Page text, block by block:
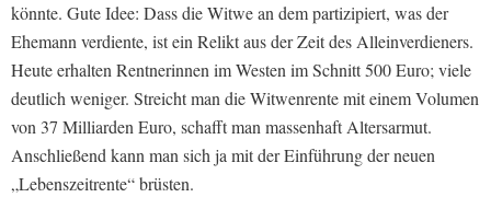
könnte. Gute Idee: Dass die Witwe an dem partizipiert, was der
Ehemann verdiente, ist ein Relikt aus der Zeit des Alleinverdieners.
Heute erhalten Rentnerinnen im Westen im Schnitt 500 Euro; viele
deutlich weniger. Streicht man die Witwenrente mit einem Volumen
von 37 Milliarden Euro, schafft man massenhaft Altersarmut.
Anschließend kann man sich ja mit der Einführung der neuen
„Lebenszeitrente“ brüsten.